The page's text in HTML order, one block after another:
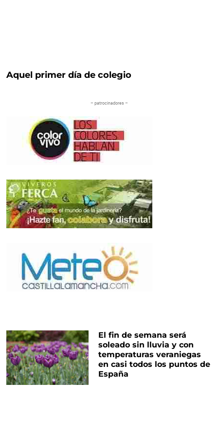
Aquel primer día de colegio
– patrocinadores –
El fin de semana será
soleado sin lluvia y con
temperaturas veraniegas
en casi todos los puntos de
España